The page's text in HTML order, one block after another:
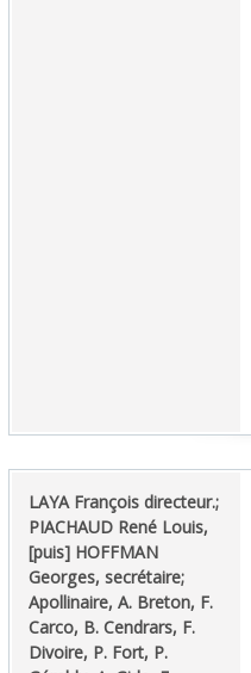
‎LAYA François directeur.;
PIACHAUD René Louis,
[puis] HOFFMAN
Georges, secrétaire;
Apollinaire, A. Breton, F.
Carco, B. Cendrars, F.
Divoire, P. Fort, P.